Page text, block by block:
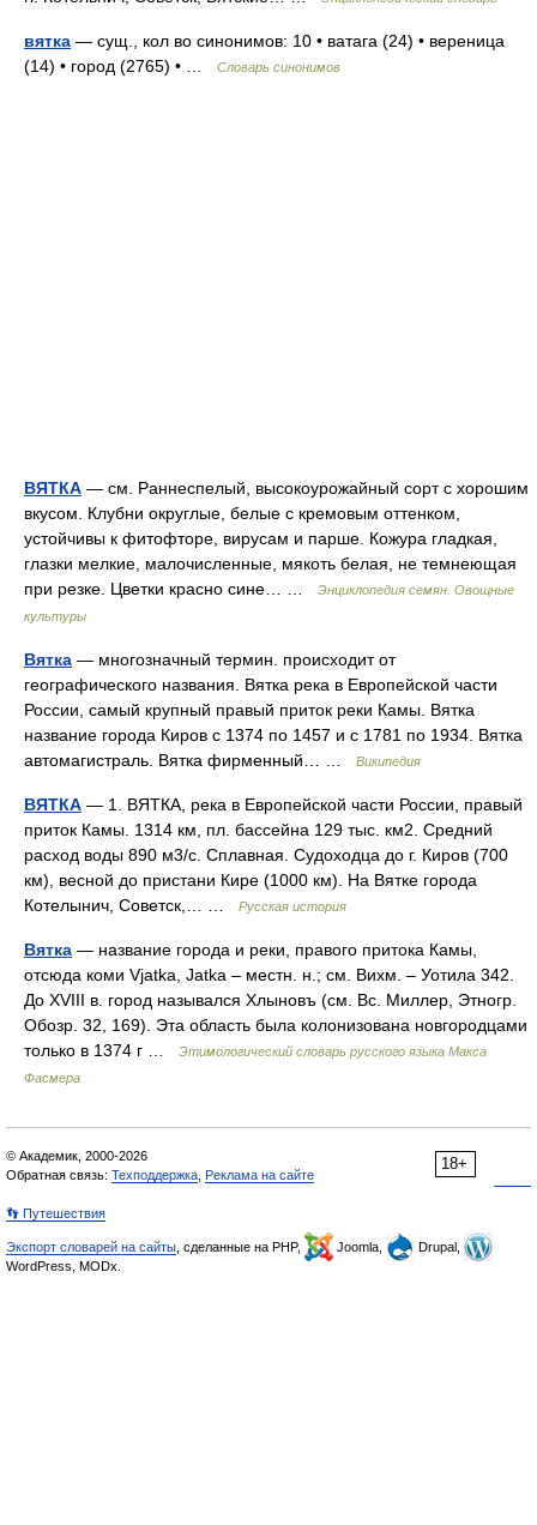
вятка — сущ., кол во синонимов: 10 • ватага (24) • вереница
(14) • город (2765) • …
Словарь синонимов
ВЯТКА — см. Раннеспелый, высокоурожайный сорт с хорошим
вкусом. Клубни округлые, белые с кремовым оттенком,
устойчивы к фитофторе, вирусам и парше. Кожура гладкая,
глазки мелкие, малочисленные, мякоть белая, не темнеющая
при резке. Цветки красно сине… …
Энциклопедия семян. Овощные
культуры
Вятка — многозначный термин. происходит от
географического названия. Вятка река в Европейской части
России, самый крупный правый приток реки Камы. Вятка
название города Киров с 1374 по 1457 и с 1781 по 1934. Вятка
автомагистраль. Вятка фирменный… …
Википедия
ВЯТКА — 1. ВЯТКА, река в Европейской части России, правый
приток Камы. 1314 км, пл. бассейна 129 тыс. км2. Средний
расход воды 890 м3/с. Сплавная. Судоходца до г. Киров (700
км), весной до пристани Кире (1000 км). На Вятке города
Котелынич, Советск,… …
Русская история
Вятка — название города и реки, правого притока Камы,
отсюда коми Vjatka, Jatka – местн. н.; см. Вихм. – Уотила 342.
До XVIII в. город назывался Хлыновъ (см. Вс. Миллер, Этногр.
Обозр. 32, 169). Эта область была колонизована новгородцами
только в 1374 г …
Этимологический словарь русского языка Макса
Фасмера
18+
© Академик, 2000-2026
Обратная связь: Техподдержка Реклама на сайте
👣 Путешествия
Экспорт словарей на сайты , сделанные на PHP, Joomla,
Drupal,
WordPress, MODx.